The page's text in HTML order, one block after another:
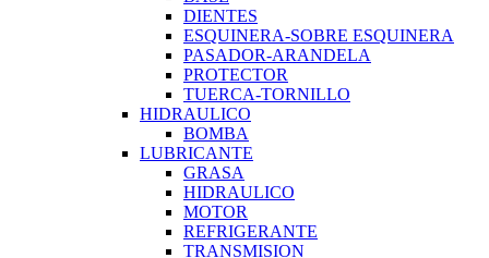
DIENTES
ESQUINERA-SOBRE ESQUINERA
PASADOR-ARANDELA
PROTECTOR
TUERCA-TORNILLO
HIDRAULICO
BOMBA
LUBRICANTE
GRASA
HIDRAULICO
MOTOR
REFRIGERANTE
TRANSMISION